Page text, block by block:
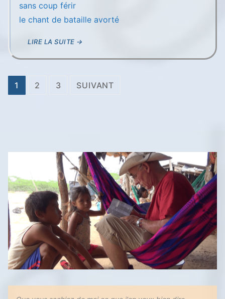
sans coup férir
le chant de bataille avorté
LIRE LA SUITE →
Pagination
des
1 2 3 SUIVANT